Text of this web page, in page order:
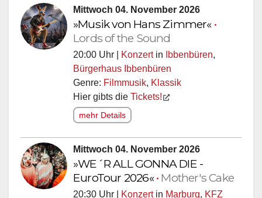
Mittwoch 04. November 2026
»Musik von Hans Zimmer« •
Lords of the Sound
20:00 Uhr | Konzertin Ibbenbüren
Bürgerhaus Ibbenbüren
Genre: Filmmusik Klassik
Hier gibts die Tickets!
mehr Details
Mittwoch 04. November 2026
»WE´R ALL GONNA DIE -
EuroTour 2026«• Mother's Cake
20:30 Uhr | Konzertin Marburg KFZ